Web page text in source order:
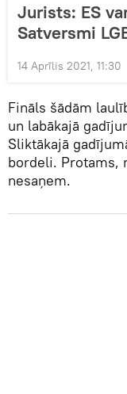
Jurists: ES
Satversmi
14 Aprīlis 2021, 11:30
Fināls šādām
un labākajā
Sliktākajā
bordeli. Protams,
nesaņem.